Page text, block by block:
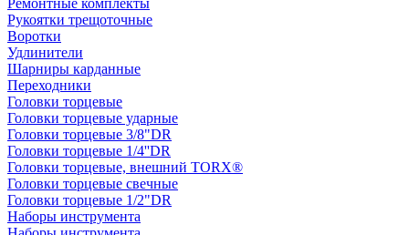
Ремонтные комплекты
Рукоятки трещоточные
Воротки
Удлинители
Шарниры карданные
Переходники
Головки торцевые
Головки торцевые ударные
Головки торцевые 3/8"DR
Головки торцевые 1/4''DR
Головки торцевые, внешний TORX®
Головки торцевые свечные
Головки торцевые 1/2"DR
Наборы инструмента